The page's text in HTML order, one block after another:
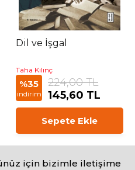
Dil ve İşgal
Taha Kılınç
%35
indirim
224,00 TL
145,60 TL
Sepete Ekle
için bizimle iletişime